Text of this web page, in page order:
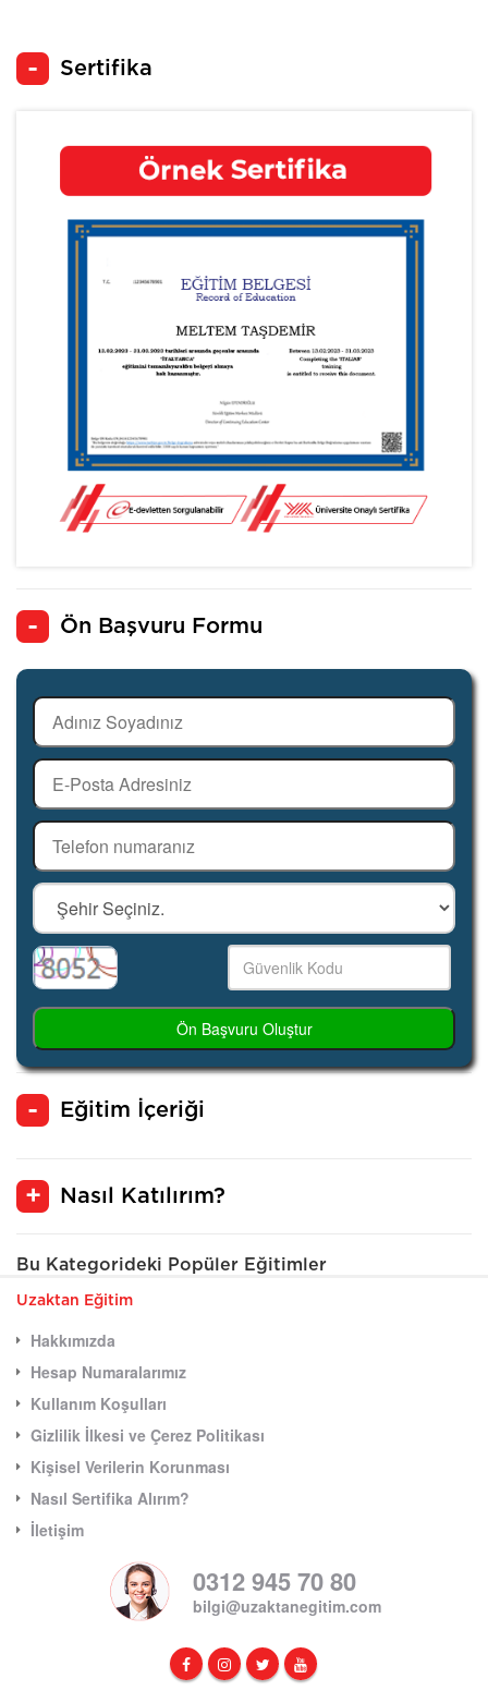
Sertifika
Ön Başvuru Formu
Ön Başvuru Oluştur
Eğitim İçeriği
Nasıl Katılırım?
Bu Kategorideki Popüler Eğitimler
Uzaktan Eğitim
Hakkımızda
Hesap Numaralarımız
Kullanım Koşulları
Gizlilik İlkesi ve Çerez Politikası
Kişisel Verilerin Korunması
Nasıl Sertifika Alırım?
İletişim
0312 945 70 80
bilgi@uzaktanegitim.com